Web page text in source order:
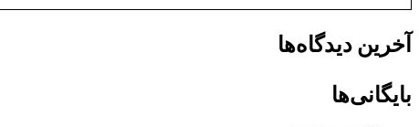
آخرین دیدگاه‌ها
بایگانی‌ها